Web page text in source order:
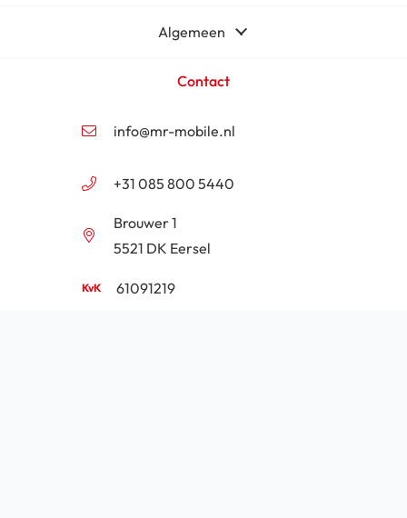
Algemeen
Contact
info@mr-mobile.nl
+31 085 800 5440
Brouwer 1
5521 DK Eersel
61091219